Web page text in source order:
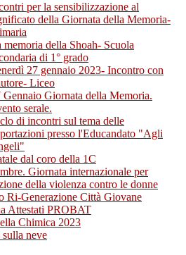
per la sensibilizzazione al
della Giornata della Memoria-
memoria della Shoah- Scuola
di 1° grado
27 gennaio 2023- Incontro con
Liceo
Gennaio Giornata della Memoria.
serale.
di incontri sul tema delle
presso l'Educandato "Agli
dal coro della 1C
Giornata internazionale per
della violenza contro le donne
Ri-Generazione Città Giovane
Attestati PROBAT
Chimica 2023
neve